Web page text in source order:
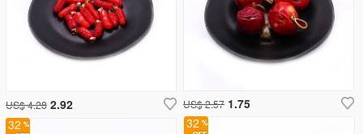
US$ 4.28 2.92 US$ 2.57 1.75
32
32